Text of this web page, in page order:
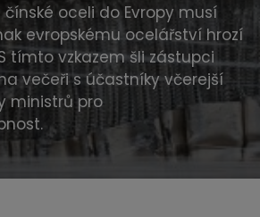
oceli do Evropy musí
evropskému ocelářství hrozí
tímto vzkazem šli zástupci
večeři s účastníky včerejší
ministrů pro